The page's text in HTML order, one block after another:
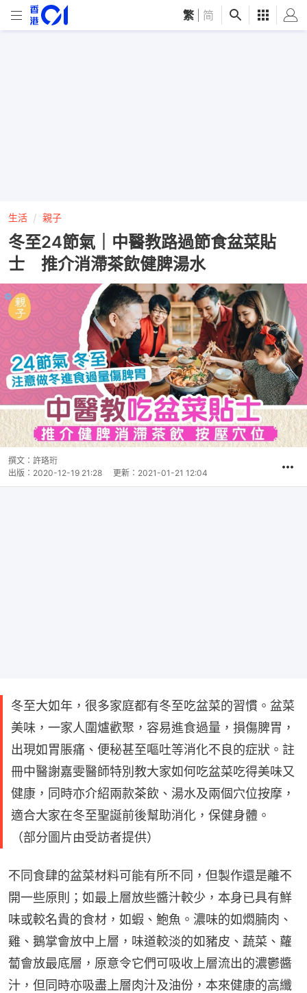
繁 简
生活 親子
冬至24節氣｜中醫教路過節食盆菜貼
士 推介消滯茶飲健脾湯水
撰文： 許珞珩
出版： 2020-12-19 21:28 更新： 2021-01-21 12:04
冬至大如年，很多家庭都有冬至吃盆菜的習慣。盆菜
美味，一家人圍爐歡聚，容易進食過量，損傷脾胃，
出現如胃脹痛、便秘甚至嘔吐等消化不良的症狀。註
冊中醫謝嘉雯醫師特別教大家如何吃盆菜吃得美味又
健康，同時亦介紹兩款茶飲、湯水及兩個穴位按摩，
適合大家在冬至聖誕前後幫助消化，保健身體。
（部分圖片由受訪者提供）
不同食肆的盆菜材料可能有所不同，但製作還是離不
開一些原則；如最上層放些醬汁較少，本身已具有鮮
味或較名貴的食材，如蝦、鮑魚。濃味的如燜腩肉、
雞、鵝掌會放中上層，味道較淡的如豬皮、蔬菜、蘿
蔔會放最底層，原意令它們可吸收上層流出的濃鬱醬
汁，但同時亦吸盡上層肉汁及油份，本來健康的高纖